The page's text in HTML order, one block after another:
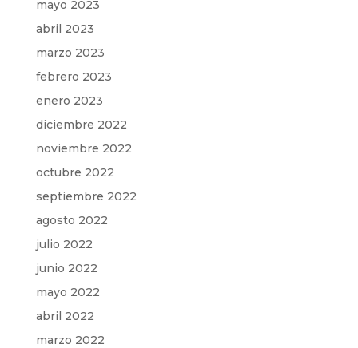
mayo 2023
abril 2023
marzo 2023
febrero 2023
enero 2023
diciembre 2022
noviembre 2022
octubre 2022
septiembre 2022
agosto 2022
julio 2022
junio 2022
mayo 2022
abril 2022
marzo 2022